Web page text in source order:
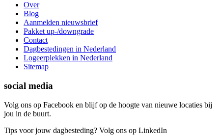
Over
Blog
Aanmelden nieuwsbrief
Pakket up-/downgrade
Contact
Dagbestedingen in Nederland
Logeerplekken in Nederland
Sitemap
social media
Volg ons op Facebook en blijf op de hoogte van nieuwe locaties bij
jou in de buurt.
Tips voor jouw dagbesteding? Volg ons op LinkedIn